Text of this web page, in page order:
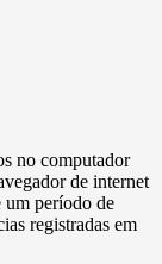
no computador
de internet
um período de
registradas em